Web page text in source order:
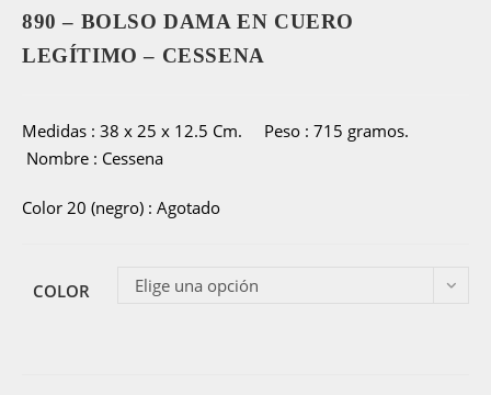
890 – BOLSO DAMA EN CUERO
LEGÍTIMO – CESSENA
Medidas : 38 x 25 x 12.5 Cm. Peso : 715 gramos.
Nombre : Cessena
Color 20 (negro) : Agotado
COLOR Elige una opción